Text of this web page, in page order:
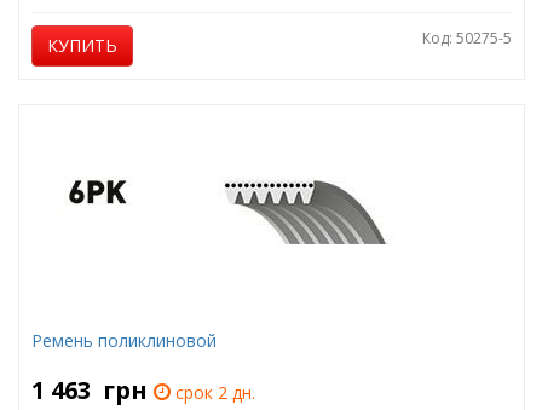
КУПИТЬ Код: 50275-5
Ремень поликлиновой
1 463 грн
срок 2 дн.